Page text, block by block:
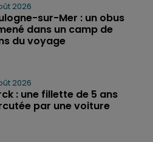
2026
sur-Mer : un obus
dans un camp de
du voyage
2026
: une fillette de 5 ans
par une voiture